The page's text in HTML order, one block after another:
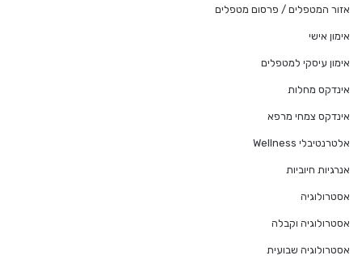
אזור המטפלים / פרסום מטפלים
אימון אישי
אימון עיסקי למטפלים
אינדקס מחלות
אינדקס צמחי מרפא
אלטרנטיבלי Wellness
אנרגיות חיוביות
אסטרולוגיה
אסטרולוגיה וקבלה
אסטרולוגיה שבועית